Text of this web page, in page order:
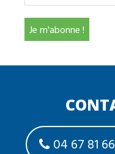
04 67 81